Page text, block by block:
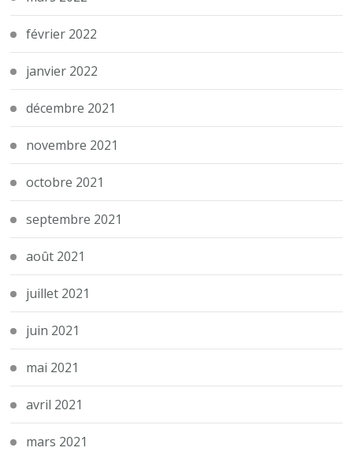
février 2022
janvier 2022
décembre 2021
novembre 2021
octobre 2021
septembre 2021
août 2021
juillet 2021
juin 2021
mai 2021
avril 2021
mars 2021